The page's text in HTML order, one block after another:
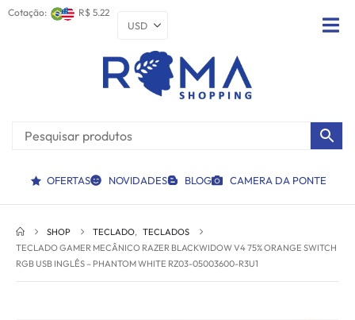
Cotação: R$ 5.22
OFERTAS NOVIDADES BLOG CAMERA DA PONTE
SHOP TECLADO, TECLADOS
TECLADO GAMER MECÂNICO RAZER BLACKWIDOW V4 75% ORANGE SWITCH
RGB USB INGLÊS – PHANTOM WHITE RZ03-05003600-R3U1